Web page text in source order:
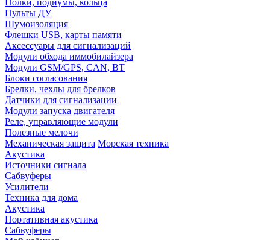
Полки, подиумы, кольца
Пульты ДУ
Шумоизоляция
Флешки USB, карты памяти
Аксессуары для сигнализаций
Модули обхода иммобилайзера
Модули GSM/GPS, CAN, BT
Блоки согласования
Брелки, чехлы для брелков
Датчики для сигнализации
Модули запуска двигателя
Реле, управляющие модули
Полезные мелочи
Механическая защита Морская техника
Акустика
Источники сигнала
Сабвуферы
Усилители
Техника для дома
Акустика
Портативная акустика
Сабвуферы